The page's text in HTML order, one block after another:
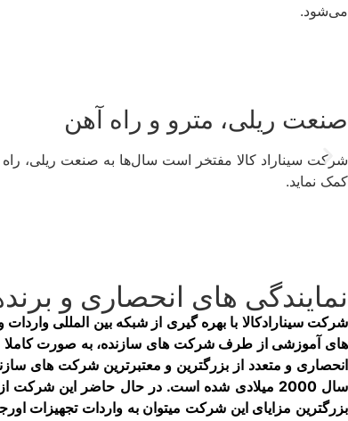
می‌شود.
صنعت ریلی، مترو و راه آهن
شرکت سیناراد کالا مفتخر است سال‌ها به صنعت ریلی،
کمک نماید.
نمایندگی­ های انحصاری و
های آموزشی از طرف شرکت ­های سازنده، به صورت کاملا
انحصاری و متعدد از بزرگترین و معتبرترین شرکت­ های
سال 2000 میلادی شده است. در حال حاضر این شرکت
بزرگترین مزایای این شرکت می­توان به واردات تجهیزات